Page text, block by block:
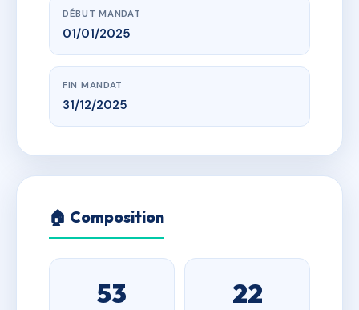
DÉBUT MANDAT
01/01/2025
FIN MANDAT
31/12/2025
🏠 Composition
53 22